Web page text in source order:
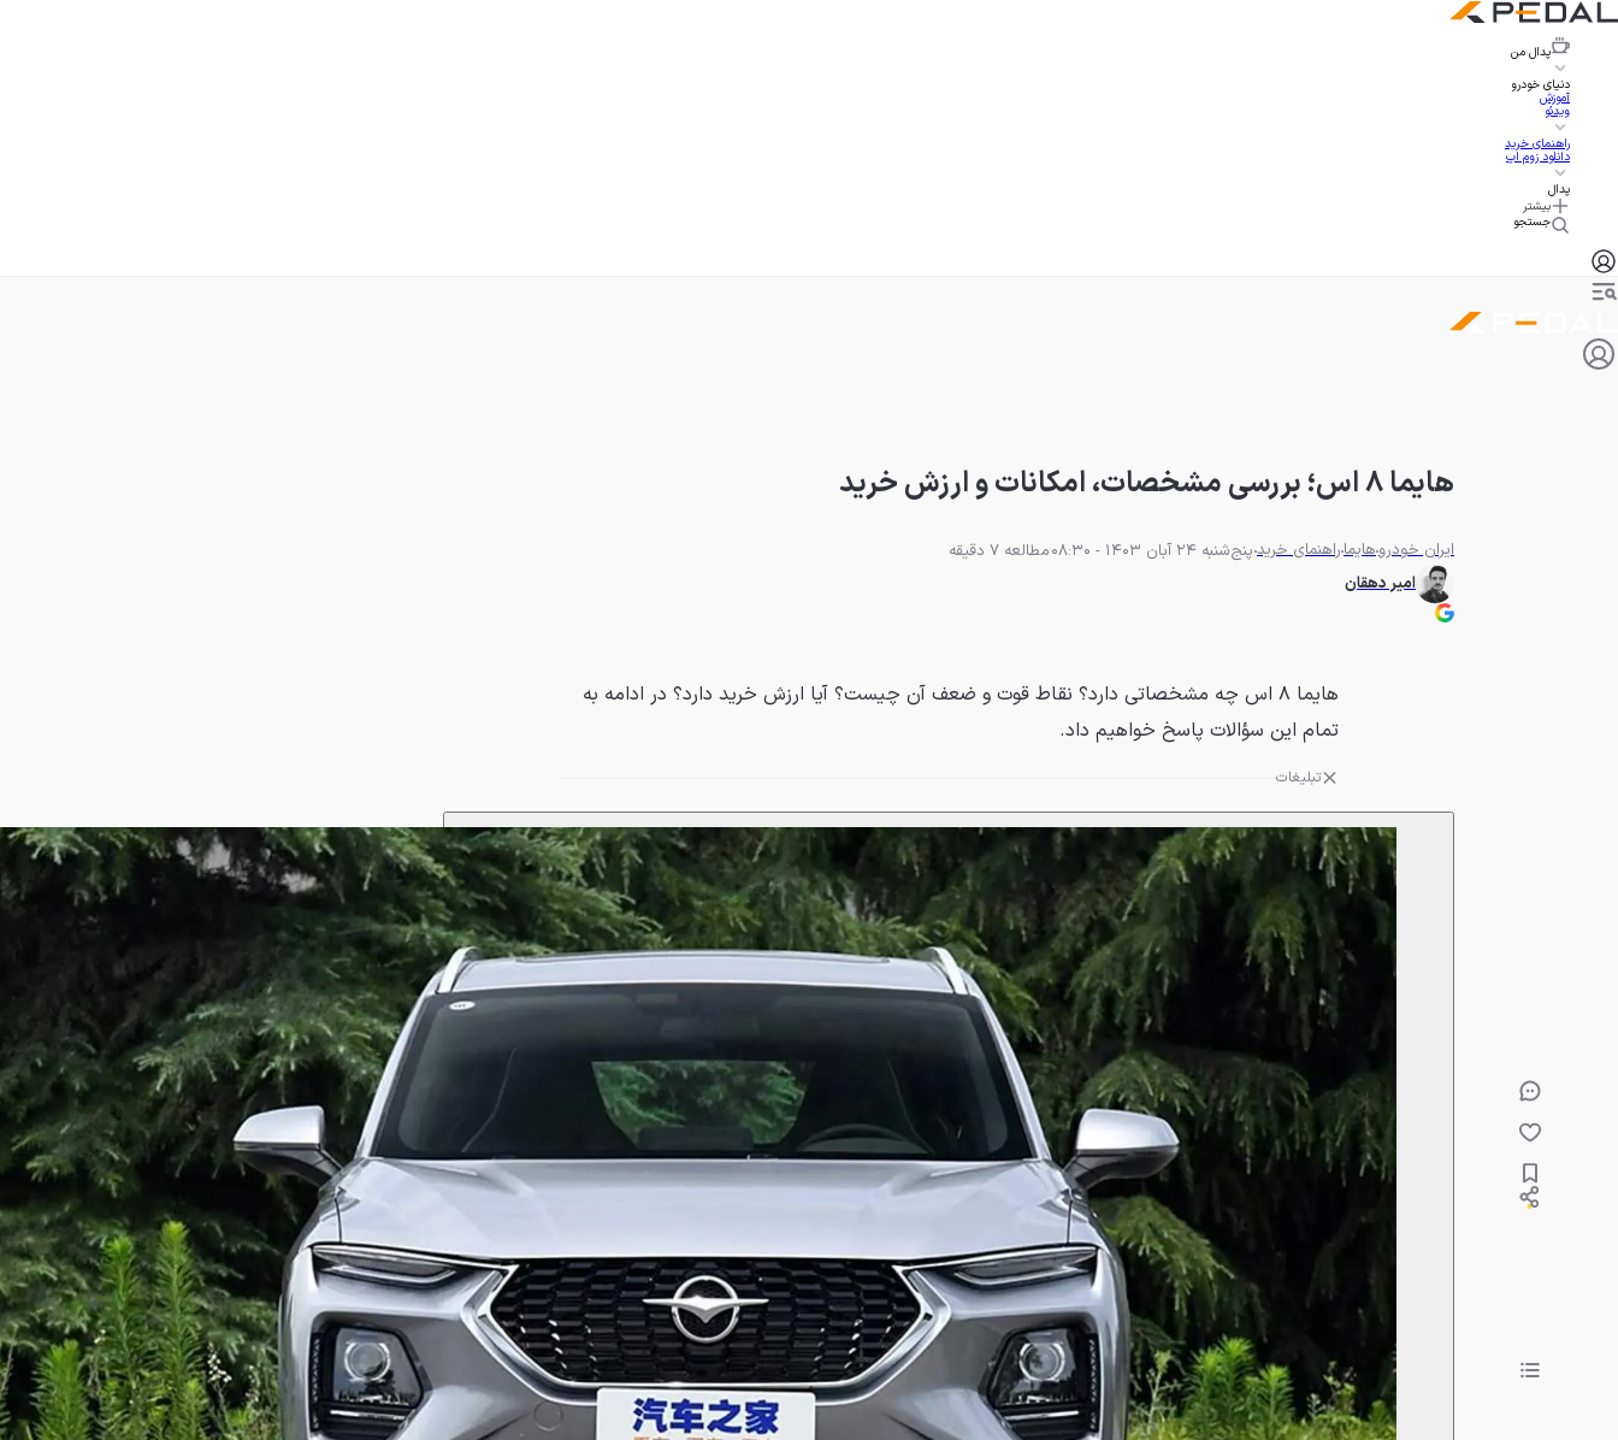
پدال من
دنیای خودرو
آموزش
ویدئو
راهنمای خرید
دانلود زوم اپ
پدال
بیشتر
جستجو
هایما ۸ اس؛ بررسی مشخصات، امکانات و ارزش خرید
ایران خودروهایماراهنمای خرید پنج‌شنبه 24 آبان 1403 - 08:30
مطالعه 7 دقیقه
امیر دهقان
هایما ۸ اس چه مشخصاتی دارد؟ نقاط قوت و ضعف آن چیست؟ آیا ارزش خرید دارد؟ در ادامه به
تمام این سؤالات پاسخ خواهیم داد.
تبلیغات